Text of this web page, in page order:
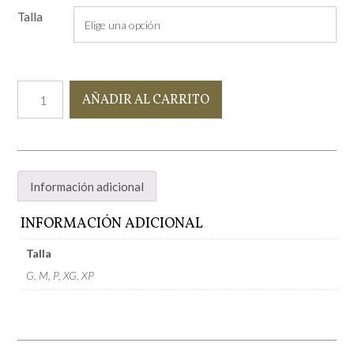
Talla
Peonía
cantidad
AÑADIR AL CARRITO
Información adicional
INFORMACIÓN ADICIONAL
Talla
G, M, P, XG, XP